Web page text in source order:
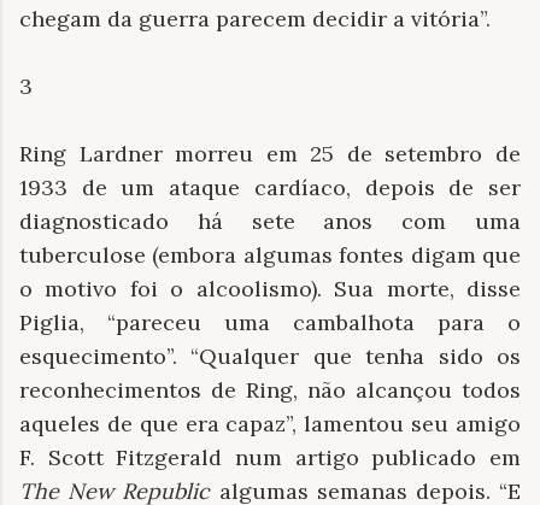
chegam da guerra parecem decidir a vitória”.
3
Ring Lardner morreu em 25 de setembro de
1933 de um ataque cardíaco, depois de ser
diagnosticado há sete anos com uma
tuberculose (embora algumas fontes digam que
o motivo foi o alcoolismo). Sua morte, disse
Piglia, “pareceu uma cambalhota para o
esquecimento”. “Qualquer que tenha sido os
reconhecimentos de Ring, não alcançou todos
aqueles de que era capaz”, lamentou seu amigo
F. Scott Fitzgerald num artigo publicado em
The New Republic algumas semanas depois. “E